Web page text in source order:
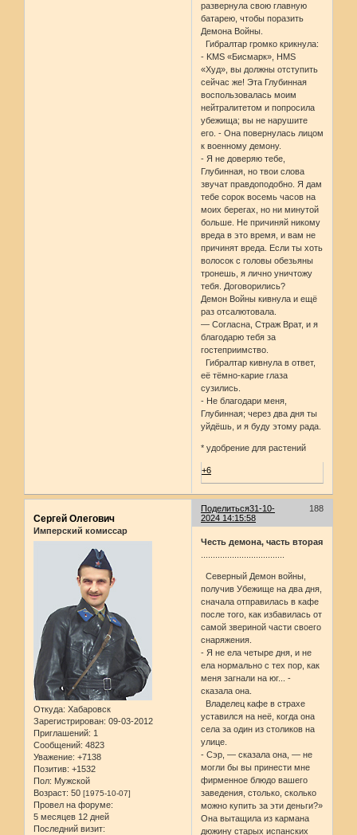
развернула свою главную
батарею, чтобы поразить
Демона Войны.
Гибралтар громко крикнула:
- KMS «Бисмарк», HMS
«Худ», вы должны отступить
сейчас же! Эта Глубинная
воспользовалась моим
нейтралитетом и попросила
убежища; вы не нарушите
его. - Она повернулась лицом
к военному демону.
- Я не доверяю тебе,
Глубинная, но твои слова
звучат правдоподобно. Я дам
тебе сорок восемь часов на
моих берегах, но ни минутой
больше. Не причиняй никому
вреда в это время, и вам не
причинят вреда. Если ты хоть
волосок с головы обезьяны
тронешь, я лично уничтожу
тебя. Договорились?
Демон Войны кивнула и ещё
раз отсалютовала.
— Согласна, Страж Врат, и я
благодарю тебя за
гостеприимство.
Гибралтар кивнула в ответ,
её тёмно-карие глаза
сузились.
- Не благодари меня,
Глубинная; через два дня ты
уйдёшь, и я буду этому рада.
* удобрение для растений
+6
Поделиться 188
31-10-
2024 14:15:58
Сергей Олегович
Имперский комиссар
Откуда: Хабаровск
Зарегистрирован: 09-03-2012
Приглашений: 1
Сообщений: 4823
Уважение: +7138
Позитив: +1532
Пол: Мужской
Возраст: 50 [1975-10-07]
Провел на форуме:
5 месяцев 12 дней
Последний визит:
Честь демона, часть вторая
Северный Демон войны,
получив Убежище на два дня,
сначала отправилась в кафе
после того, как избавилась от
самой звериной части своего
снаряжения.
- Я не ела четыре дня, и не
ела нормально с тех пор, как
меня загнали на юг... -
сказала она.
Владелец кафе в страхе
уставился на неё, когда она
села за один из столиков на
улице.
- Сэр, — сказала она, — не
могли бы вы принести мне
фирменное блюдо вашего
заведения, столько, сколько
можно купить за эти деньги?»
Она вытащила из кармана
дюжину старых испанских